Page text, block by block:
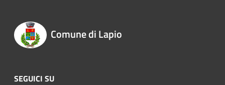
Comune di Lapio
SEGUICI SU